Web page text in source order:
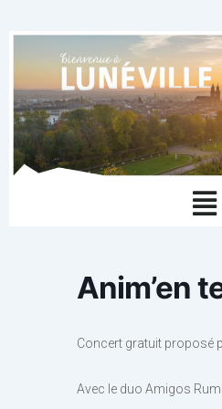
au
Anim’en
Concert gratuit proposé
Avec le duo Amigos